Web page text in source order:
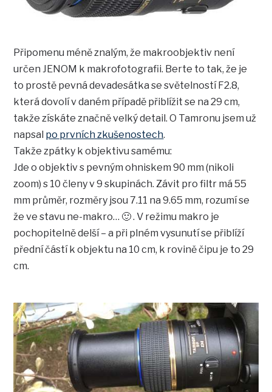
Připomenu méně znalým, že makroobjektiv není
určen JENOM k makrofotografii. Berte to tak, že je
to prostě pevná devadesátka se světelností F2.8,
která dovolí v daném případě přiblížit se na 29 cm,
takže získáte značně velký detail. O Tamronu jsem už
napsal po prvních zkušenostech.
Takže zpátky k objektivu samému:
Jde o objektiv s pevným ohniskem 90 mm (nikoli
zoom) s 10 členy v 9 skupinách. Závit pro filtr má 55
mm průměr, rozměry jsou 7.11 na 9.65 mm, rozumí se
že ve stavu ne-makro… 🙂 . V režimu makro je
pochopitelně delší – a při plném vysunutí se přiblíží
přední částí k objektu na 10 cm, k rovině čipu je to 29
cm.